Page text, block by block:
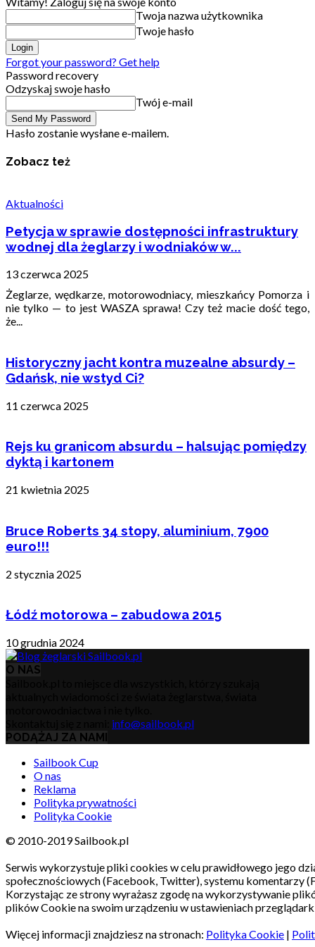
Twoja nazwa użytkownika
Twoje hasło
Forgot your password? Get help
Password recovery
Odzyskaj swoje hasło
Twój e-mail
Hasło zostanie wysłane e-mailem.
Zobacz też
Aktualności
Petycja w sprawie dostępności infrastruktury
wodnej dla żeglarzy i wodniaków w...
13 czerwca 2025
Żeglarze, wędkarze, motorowodniacy, mieszkańcy Pomorza i
nie tylko — to jest WASZA sprawa! Czy też macie dość tego,
że...
Historyczny jacht kontra muzealne absurdy –
Gdańsk, nie wstyd Ci?
11 czerwca 2025
Rejs ku granicom absurdu – halsując pomiędzy
dyktą i kartonem
21 kwietnia 2025
Bruce Roberts 34 stopy, aluminium, 7900
euro!!!
2 stycznia 2025
Łódź motorowa – zabudowa 2015
10 grudnia 2024
O NAS
info@sailbook.pl
PODĄŻAJ ZA NAMI
Sailbook Cup
O nas
Reklama
Polityka prywatności
Polityka Cookie
© 2010-2019 Sailbook.pl
Serwis wykorzystuje pliki cookies w celu prawidłowego jego
społecznościowych (Facebook, Twitter), systemu komentarzy
Korzystając ze strony wyrażasz zgodę na wykorzystywanie
plików Cookie na swoim urządzeniu w ustawieniach
Więcej informacji znajdziesz na stronach: Polityka Cookie |